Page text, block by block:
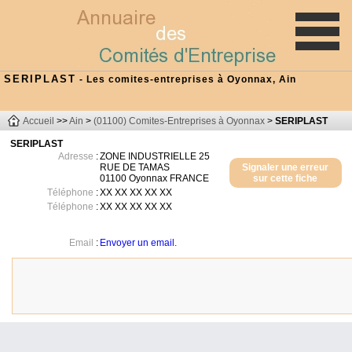
SERIPLAST - Les comites-entreprises à Oyonnax, Ain
Accueil >>Ain > (01100) Comites-Entreprises à Oyonnax > SERIPLAST
SERIPLAST
Signaler une erreur
sur cette fiche
Adresse :ZONE INDUSTRIELLE 25
RUE DE TAMAS
01100 Oyonnax FRANCE
Téléphone :XX XX XX XX XX
Téléphone :XX XX XX XX XX
Email : Envoyer un email.